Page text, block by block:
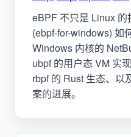
eBPF 不只是 Linux
(ebpf-for-windows) 如
Windows 内核的
ubpf 的用户态 VM 实
rbpf 的 Rust 生态、以
案的进展。